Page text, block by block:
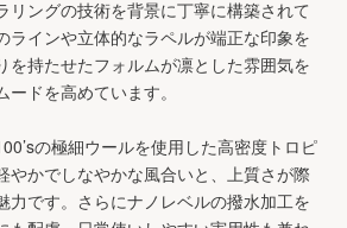
リングの技術を背景に丁寧に構築されて
ラインや立体的なラペルが端正な印象を
を持たせたフォルムが凛とした雰囲気を
ドを高めています。
の極細ウールを使用した高密度トロピ
やかでしなやかな風合いと、上質さが際
力です。さらにナノレベルの撥水加工を